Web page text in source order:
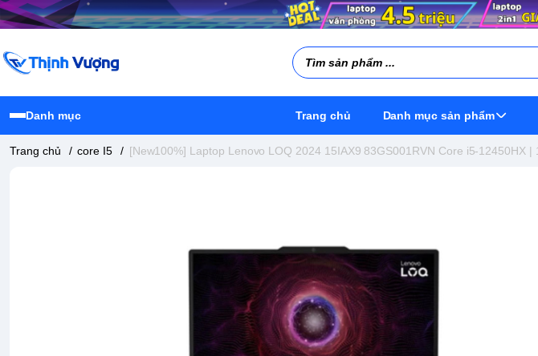
Danh mục Trang chủ Danh mục sản phẩm
Trang chủ / core I5 / [New100%] Laptop Lenovo LOQ 2024 15IAX9 83GS001RVN Core i5-12450HX